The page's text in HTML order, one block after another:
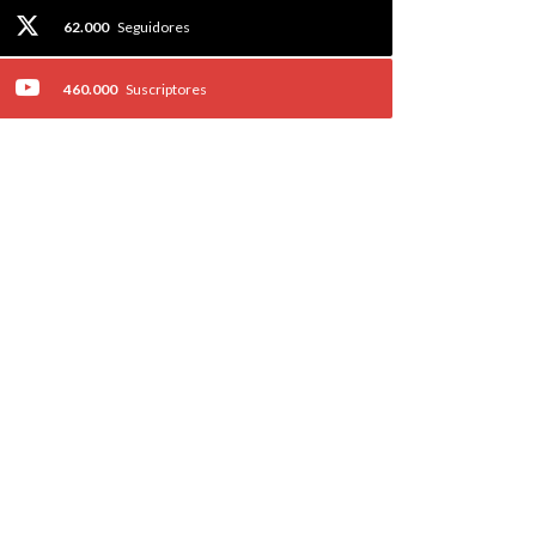
62.000 Seguidores
460.000 Suscriptores